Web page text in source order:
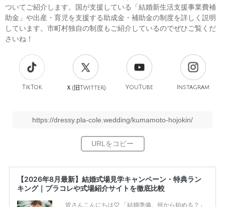
ついてご紹介します。国が支援している「結婚新生活支援事業費補
助金」や出産・育児を支援する助成金・補助金の制度を詳しく説明
しています。市町村独自の制度もご紹介しているのでぜひご覧くだ
さいね！
TikTok Ｘ(旧Twitter) YouTube Instagram
https://dressy.pla-cole.wedding/kumamoto-hojokin/
【2026年8月最新】結婚式場見学キャンペーン・特典ラン
キング｜プラコレや式場紹介サイトを徹底比較
皆さんこんにちは♡ 「結婚準備、何から始める？」